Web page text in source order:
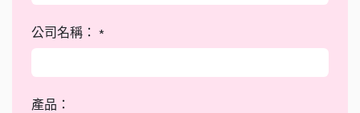
公司名稱： *
產品：